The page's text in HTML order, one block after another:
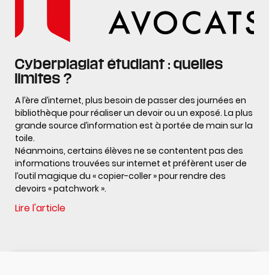
Cyberplagiat étudiant : quelles
limites ?
A l’ère d’internet, plus besoin de passer des journées en
bibliothèque pour réaliser un devoir ou un exposé. La plus
grande source d’information est à portée de main sur la
toile.
Néanmoins, certains élèves ne se contentent pas des
informations trouvées sur internet et préfèrent user de
l’outil magique du « copier-coller » pour rendre des
devoirs « patchwork ».
Lire l'article